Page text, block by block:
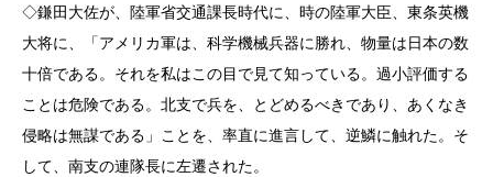
◇鎌田大佐が、陸軍省交通課長時代に、時の陸軍大臣、東条英機
大将に、「アメリカ軍は、科学機械兵器に勝れ、物量は日本の数
十倍である。それを私はこの目で見て知っている。過小評価する
ことは危険である。北支で兵を、とどめるべきであり、あくなき
侵略は無謀である」ことを、率直に進言して、逆鱗に触れた。そ
して、南支の連隊長に左遷された。